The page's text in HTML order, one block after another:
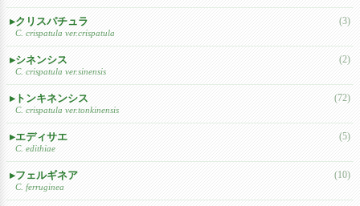
クリスパチュラ
C. crispatula ver.crispatula
(3)
シネンシス
C. crispatula ver.sinensis
(2)
トンキネンシス
C. crispatula ver.tonkinensis
(72)
エディサエ
C. edithiae
(5)
フェルギネア
C. ferruginea
(10)